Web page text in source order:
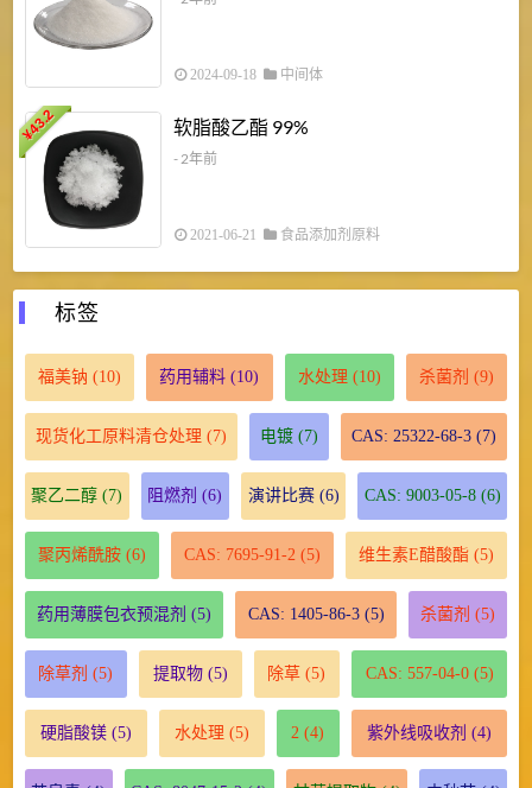
2024-09-18 中间体
¥
43.2 软脂酸乙酯 99%
- 2年前
2021-06-21 食品添加剂原料
标签
福美钠 (10) 药用辅料 (10) 水处理 (10) 杀菌剂 (9)
现货化工原料清仓处理 (7) 电镀 (7) CAS: 25322-68-3 (7)
聚乙二醇 (7) 阻燃剂 (6) 演讲比赛(6) CAS: 9003-05-8(6)
聚丙烯酰胺(6) CAS: 7695-91-2 (5) 维生素E醋酸酯 (5)
药用薄膜包衣预混剂 (5) CAS: 1405-86-3(5) 杀菌剂 (5)
除草剂 (5) 提取物(5) 除草 (5) CAS: 557-04-0(5)
硬脂酸镁(5) 水处理 (5) 2 (4) 紫外线吸收剂 (4)